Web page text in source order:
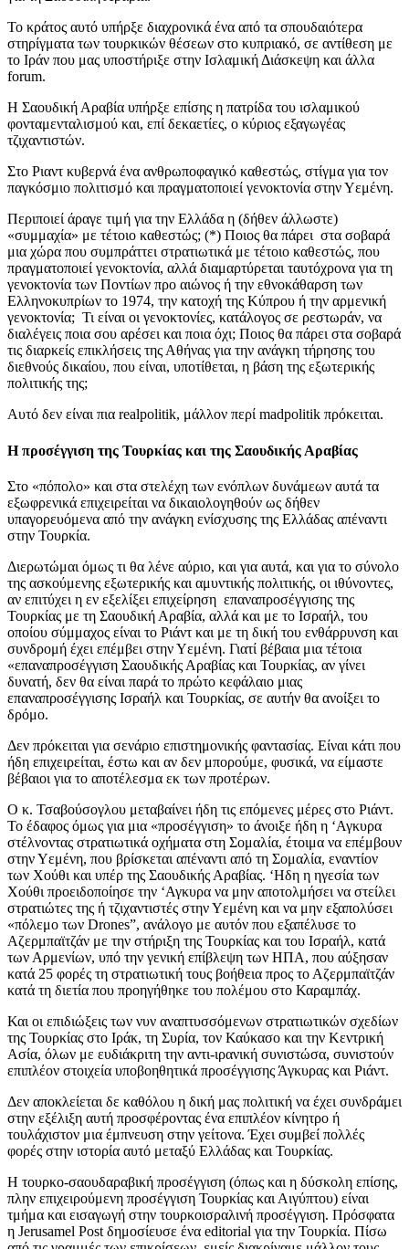
Το κράτος αυτό υπήρξε διαχρονικά ένα από τα σπουδαιότερα
στηρίγματα των τουρκικών θέσεων στο κυπριακό, σε αντίθεση με
το Ιράν που μας υποστήριξε στην Ισλαμική Διάσκεψη και άλλα
forum.
Η Σαουδική Αραβία υπήρξε επίσης η πατρίδα του ισλαμικού
φονταμενταλισμού και, επί δεκαετίες, ο κύριος εξαγωγέας
τζιχαντιστών.
Στο Ριαντ κυβερνά ένα ανθρωποφαγικό καθεστώς, στίγμα για τον
παγκόσμιο πολιτισμό και πραγματοποιεί γενοκτονία στην Υεμένη.
Περιποιεί άραγε τιμή για την Ελλάδα η (δήθεν άλλωστε)
«συμμαχία» με τέτοιο καθεστώς; (*) Ποιος θα πάρει στα σοβαρά
μια χώρα που συμπράττει στρατιωτικά με τέτοιο καθεστώς, που
πραγματοποιεί γενοκτονία, αλλά διαμαρτύρεται ταυτόχρονα για τη
γενοκτονία των Ποντίων προ αιώνος ή την εθνοκάθαρση των
Ελληνοκυπρίων το 1974, την κατοχή της Κύπρου ή την αρμενική
γενοκτονία; Τι είναι οι γενοκτονίες, κατάλογος σε ρεστωράν, να
διαλέγεις ποια σου αρέσει και ποια όχι; Ποιος θα πάρει στα σοβαρά
τις διαρκείς επικλήσεις της Αθήνας για την ανάγκη τήρησης του
διεθνούς δικαίου, που είναι, υποτίθεται, η βάση της εξωτερικής
πολιτικής της;
Αυτό δεν είναι πια realpolitik, μάλλον περί madpolitik πρόκειται.
Η προσέγγιση της Τουρκίας και της Σαουδικής Αραβίας
Στο «πόπολο» και στα στελέχη των ενόπλων δυνάμεων αυτά τα
εξωφρενικά επιχειρείται να δικαιολογηθούν ως δήθεν
υπαγορευόμενα από την ανάγκη ενίσχυσης της Ελλάδας απέναντι
στην Τουρκία.
Διερωτώμαι όμως τι θα λένε αύριο, και για αυτά, και για το σύνολο
της ασκούμενης εξωτερικής και αμυντικής πολιτικής, οι ιθύνοντες,
αν επιτύχει η εν εξελίξει επιχείρηση επαναπροσέγγισης της
Τουρκίας με τη Σαουδική Αραβία, αλλά και με το Ισραήλ, του
οποίου σύμμαχος είναι το Ριάντ και με τη δική του ενθάρρυνση και
συνδρομή έχει επέμβει στην Υεμένη. Γιατί βέβαια μια τέτοια
«επαναπροσέγγιση Σαουδικής Αραβίας και Τουρκίας, αν γίνει
δυνατή, δεν θα είναι παρά το πρώτο κεφάλαιο μιας
επαναπροσέγγισης Ισραήλ και Τουρκίας, σε αυτήν θα ανοίξει το
δρόμο.
Δεν πρόκειται για σενάριο επιστημονικής φαντασίας. Είναι κάτι που
ήδη επιχειρείται, έστω και αν δεν μπορούμε, φυσικά, να είμαστε
βέβαιοι για το αποτέλεσμα εκ των προτέρων.
Ο κ. Τσαβούσογλου μεταβαίνει ήδη τις επόμενες μέρες στο Ριάντ.
Το έδαφος όμως για μια «προσέγγιση» το άνοιξε ήδη η ‘Αγκυρα
στέλνοντας στρατιωτικά οχήματα στη Σομαλία, έτοιμα να επέμβουν
στην Υεμένη, που βρίσκεται απέναντι από τη Σομαλία, εναντίον
των Χούθι και υπέρ της Σαουδικής Αραβίας. ‘Ηδη η ηγεσία των
Χούθι προειδοποίησε την ‘Αγκυρα να μην αποτολμήσει να στείλει
στρατιώτες της ή τζιχαντιστές στην Υεμένη και να μην εξαπολύσει
«πόλεμο των Drones”, ανάλογο με αυτόν που εξαπέλυσε το
Αζερμπαϊτζάν με την στήριξη της Τουρκίας και του Ισραήλ, κατά
των Αρμενίων, υπό την γενική επίβλεψη των ΗΠΑ, που αύξησαν
κατά 25 φορές τη στρατιωτική τους βοήθεια προς το Αζερμπαϊτζάν
κατά τη διετία που προηγήθηκε του πολέμου στο Καραμπάχ.
Και οι επιδιώξεις των νυν αναπτυσσόμενων στρατιωτικών σχεδίων
της Τουρκίας στο Ιράκ, τη Συρία, τον Καύκασο και την Κεντρική
Ασία, όλων με ευδιάκριτη την αντι-ιρανική συνιστώσα, συνιστούν
επιπλέον στοιχεία υποβοηθητικά προσέγγισης Άγκυρας και Ριάντ.
Δεν αποκλείεται δε καθόλου η δική μας πολιτική να έχει συνδράμει
στην εξέλιξη αυτή προσφέροντας ένα επιπλέον κίνητρο ή
τουλάχιστον μια έμπνευση στην γείτονα. Έχει συμβεί πολλές
φορές στην ιστορία αυτό μεταξύ Ελλάδας και Τουρκίας.
Η τουρκο-σαουδαραβική προσέγγιση (όπως και η δύσκολη επίσης,
πλην επιχειρούμενη προσέγγιση Τουρκίας και Αιγύπτου) είναι
τμήμα και εισαγωγή στην τουρκοισραλινή προσέγγιση. Πρόσφατα
η Jerusamel Post δημοσίευσε ένα editorial για την Τουρκία. Πίσω